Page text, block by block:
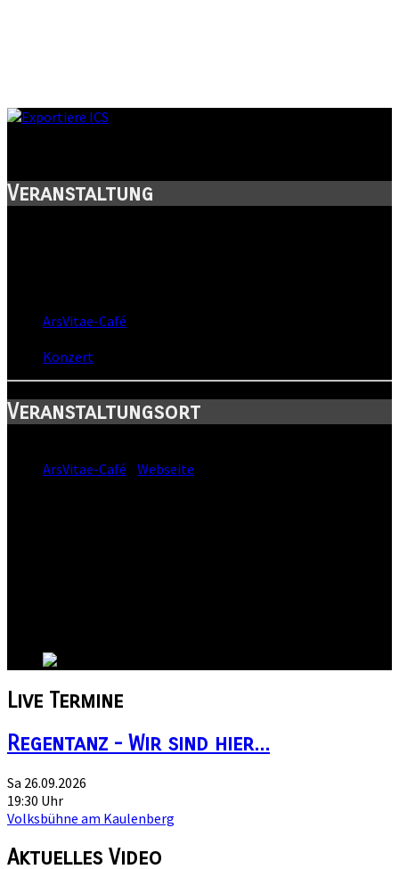
Veranstaltung
ArsVitae-Café
Konzert
Veranstaltungsort
ArsVitae-Café
Webseite
Live Termine
Regentanz - Wir sind hier...
Sa 26.09.2026
19:30 Uhr
Volksbühne am Kaulenberg
Aktuelles Video